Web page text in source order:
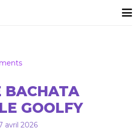
BACHATA
GOOLFY
avril 2026